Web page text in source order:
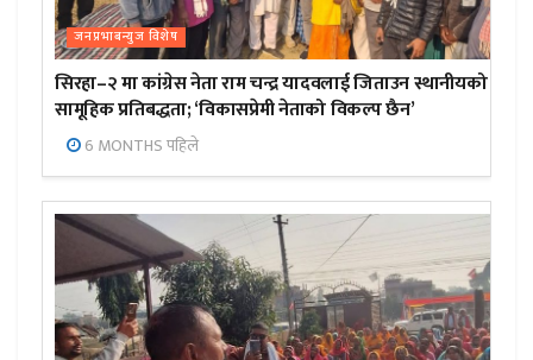
जनप्रभाबन्युज विशेष
सिरहा–२ मा कांग्रेस नेता राम चन्द्र यादवलाई जिताउन स्थानीयको
सामूहिक प्रतिबद्धता; ‘विकासप्रेमी नेताको विकल्प छैन’
6 MONTHS पहिले